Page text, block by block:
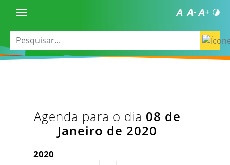
Agenda para o dia 08 de
Janeiro de 2020
2020